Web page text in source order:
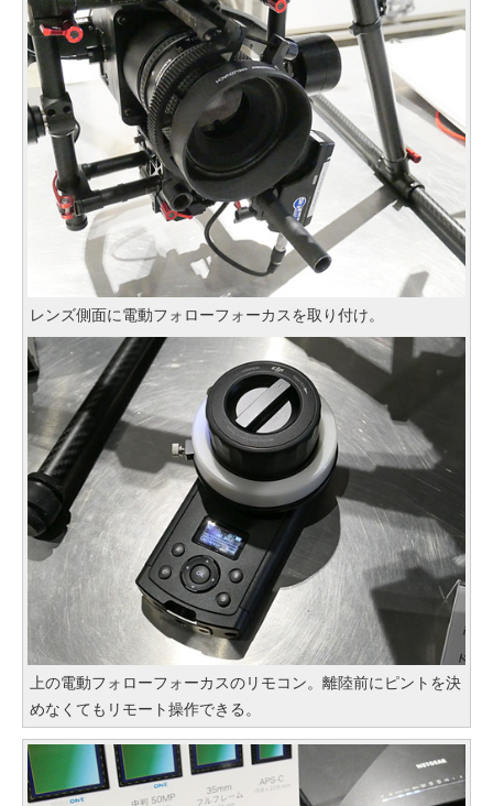
レンズ側面に電動フォローフォーカスを取り付け。
上の電動フォローフォーカスのリモコン。離陸前にピントを決
めなくてもリモート操作できる。